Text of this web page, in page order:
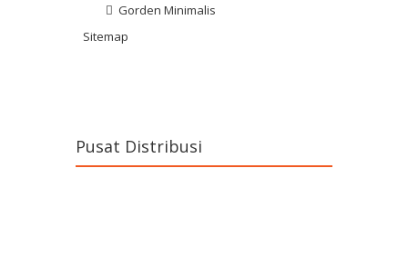
Gorden Minimalis
Sitemap
Pusat Distribusi